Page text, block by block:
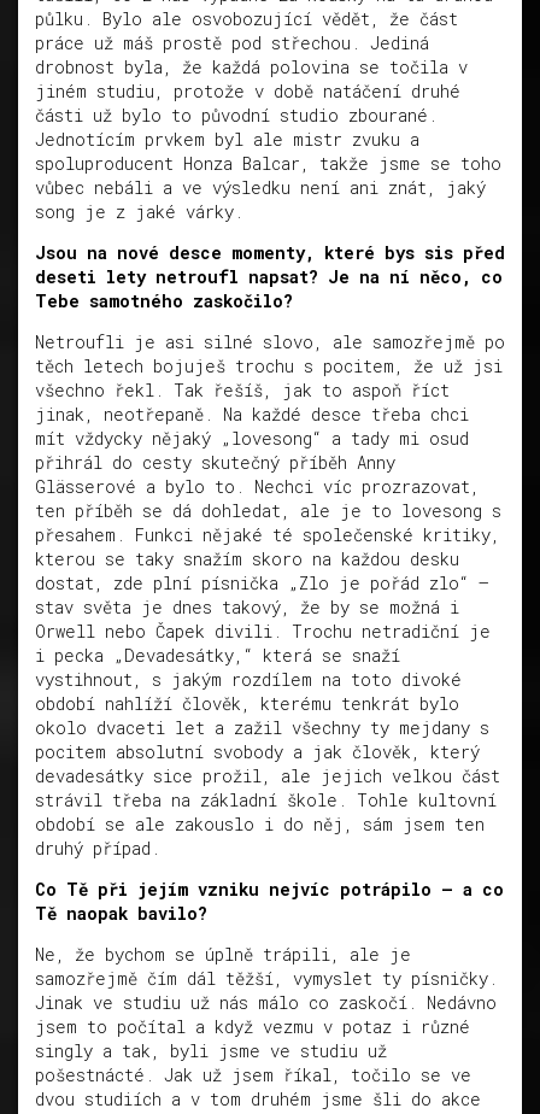
půlku. Bylo ale osvobozující vědět, že část
práce už máš prostě pod střechou. Jediná
drobnost byla, že každá polovina se točila v
jiném studiu, protože v době natáčení druhé
části už bylo to původní studio zbourané.
Jednotícím prvkem byl ale mistr zvuku a
spoluproducent Honza Balcar, takže jsme se toho
vůbec nebáli a ve výsledku není ani znát, jaký
song je z jaké várky.
Jsou na nové desce momenty, které bys sis před
deseti lety netroufl napsat? Je na ní něco, co
Tebe samotného zaskočilo?
Netroufli je asi silné slovo, ale samozřejmě po
těch letech bojuješ trochu s pocitem, že už jsi
všechno řekl. Tak řešíš, jak to aspoň říct
jinak, neotřepaně. Na každé desce třeba chci
mít vždycky nějaký „lovesong“ a tady mi osud
přihrál do cesty skutečný příběh Anny
Glässerové a bylo to. Nechci víc prozrazovat,
ten příběh se dá dohledat, ale je to lovesong s
přesahem. Funkci nějaké té společenské kritiky,
kterou se taky snažím skoro na každou desku
dostat, zde plní písnička „Zlo je pořád zlo“ –
stav světa je dnes takový, že by se možná i
Orwell nebo Čapek divili. Trochu netradiční je
i pecka „Devadesátky,“ která se snaží
vystihnout, s jakým rozdílem na toto divoké
období nahlíží člověk, kterému tenkrát bylo
okolo dvaceti let a zažil všechny ty mejdany s
pocitem absolutní svobody a jak člověk, který
devadesátky sice prožil, ale jejich velkou část
strávil třeba na základní škole. Tohle kultovní
období se ale zakouslo i do něj, sám jsem ten
druhý případ.
Co Tě při jejím vzniku nejvíc potrápilo – a co
Tě naopak bavilo?
Ne, že bychom se úplně trápili, ale je
samozřejmě čím dál těžší, vymyslet ty písničky.
Jinak ve studiu už nás málo co zaskočí. Nedávno
jsem to počítal a když vezmu v potaz i různé
singly a tak, byli jsme ve studiu už
pošestnácté. Jak už jsem říkal, točilo se ve
dvou studiích a v tom druhém jsme šli do akce